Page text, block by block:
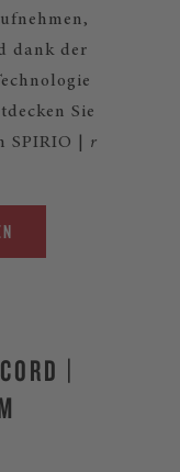
dank der
Sie
SPIRIO | r
|